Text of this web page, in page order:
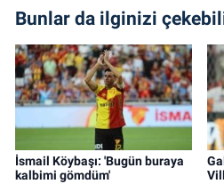
Bunlar da ilginizi
İsmail Köybaşı: 'Bugün buraya
kalbimi gömdüm'